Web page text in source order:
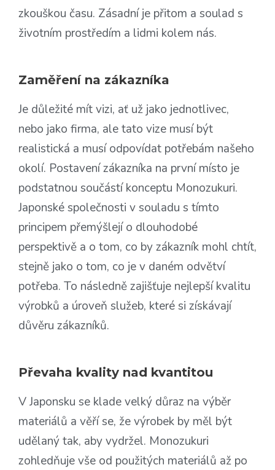
zkouškou času. Zásadní je přitom a soulad s
životním prostředím a lidmi kolem nás.
Zaměření na zákazníka
Je důležité mít vizi, ať už jako jednotlivec,
nebo jako firma, ale tato vize musí být
realistická a musí odpovídat potřebám našeho
okolí. Postavení zákazníka na první místo je
podstatnou součástí konceptu Monozukuri.
Japonské společnosti v souladu s tímto
principem přemýšlejí o dlouhodobé
perspektivě a o tom, co by zákazník mohl chtít,
stejně jako o tom, co je v daném odvětví
potřeba. To následně zajišťuje nejlepší kvalitu
výrobků a úroveň služeb, které si získávají
důvěru zákazníků.
Převaha kvality nad kvantitou
V Japonsku se klade velký důraz na výběr
materiálů a věří se, že výrobek by měl být
udělaný tak, aby vydržel. Monozukuri
zohledňuje vše od použitých materiálů až po